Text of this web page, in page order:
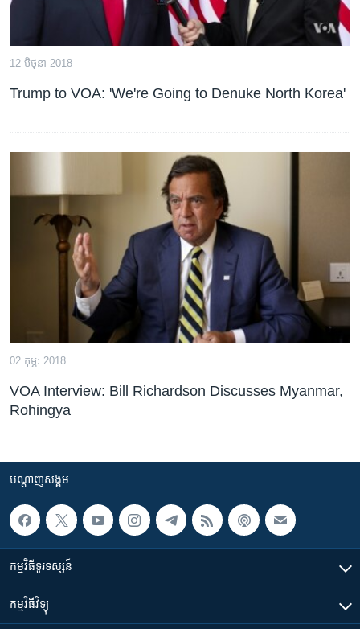
ទៅ​
ទំព័រ​
ស្វែង​
ភាសា
12 មិថុនា 2018
Trump to VOA: 'We're Going to Denuke North Korea'
02 កុម្ភៈ 2018
VOA Interview: Bill Richardson Discusses Myanmar,
Rohingya
បណ្តាញ​សង្គម
កម្មវិធី​ទូរទស្សន៍
កម្មវិធី​វិទ្យុ